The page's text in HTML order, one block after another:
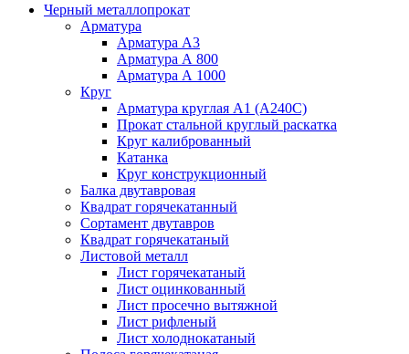
Черный металлопрокат
Арматура
Арматура А3
Арматура А 800
Арматура А 1000
Круг
Арматура круглая А1 (А240C)
Прокат стальной круглый раскатка
Круг калиброванный
Катанка
Круг конструкционный
Балка двутавровая
Квадрат горячекатанный
Сортамент двутавров
Квадрат горячекатаный
Листовой металл
Лист горячекатаный
Лист оцинкованный
Лист просечно вытяжной
Лист рифленый
Лист холоднокатаный